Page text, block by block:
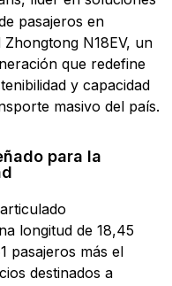
pasajeros en
N18EV, un
que redefine
y capacidad
masivo del país.
para la
longitud de 18,45
pasajeros más el
destinados a